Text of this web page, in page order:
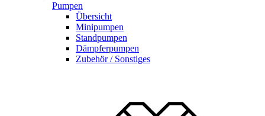
Pumpen
Übersicht
Minipumpen
Standpumpen
Dämpferpumpen
Zubehör / Sonstiges